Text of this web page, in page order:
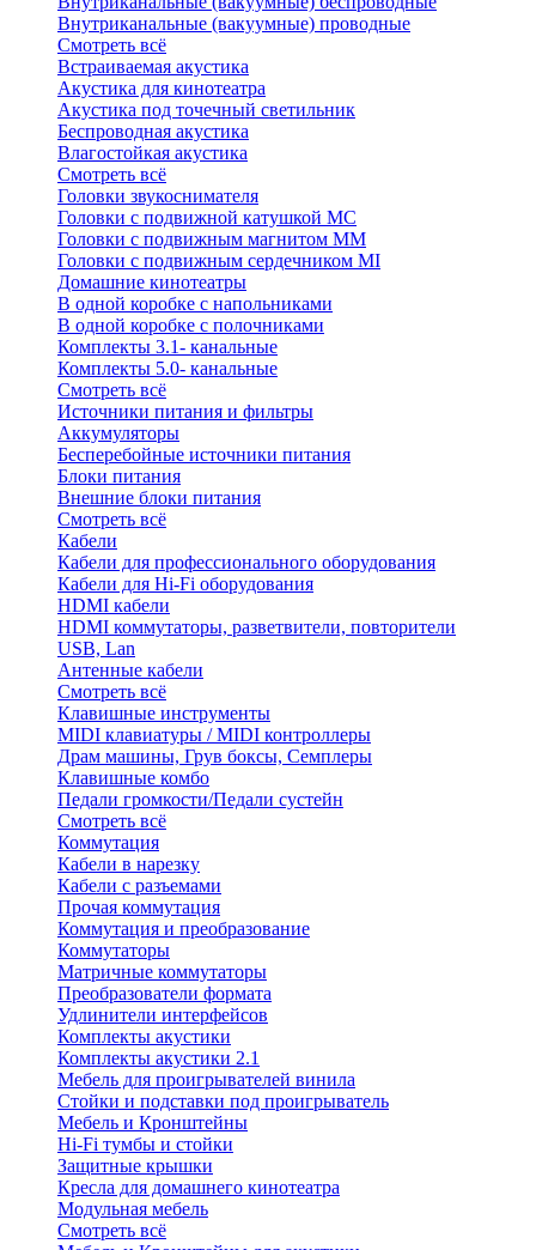
Внутриканальные (вакуумные) проводные
Смотреть всё
Встраиваемая акустика
Акустика для кинотеатра
Акустика под точечный светильник
Беспроводная акустика
Влагостойкая акустика
Смотреть всё
Головки звукоснимателя
Головки с подвижной катушкой MC
Головки с подвижным магнитом ММ
Головки с подвижным сердечником MI
Домашние кинотеатры
В одной коробке с напольниками
В одной коробке с полочниками
Комплекты 3.1- канальные
Комплекты 5.0- канальные
Смотреть всё
Источники питания и фильтры
Аккумуляторы
Бесперебойные источники питания
Блоки питания
Внешние блоки питания
Смотреть всё
Кабели
Кабели для профессионального оборудования
Кабели для Hi-Fi оборудования
HDMI кабели
HDMI коммутаторы, разветвители, повторители
USB, Lan
Антенные кабели
Смотреть всё
Клавишные инструменты
MIDI клавиатуры / MIDI контроллеры
Драм машины, Грув боксы, Семплеры
Клавишные комбо
Педали громкости/Педали сустейн
Смотреть всё
Коммутация
Кабели в нарезку
Кабели с разъемами
Прочая коммутация
Коммутация и преобразование
Коммутаторы
Матричные коммутаторы
Преобразователи формата
Удлинители интерфейсов
Комплекты акустики
Комплекты акустики 2.1
Мебель для проигрывателей винила
Стойки и подставки под проигрыватель
Мебель и Кронштейны
Hi-Fi тумбы и стойки
Защитные крышки
Кресла для домашнего кинотеатра
Модульная мебель
Смотреть всё